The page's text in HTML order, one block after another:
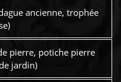
ancienne, trophée
pierre, potiche pierre
jardin)